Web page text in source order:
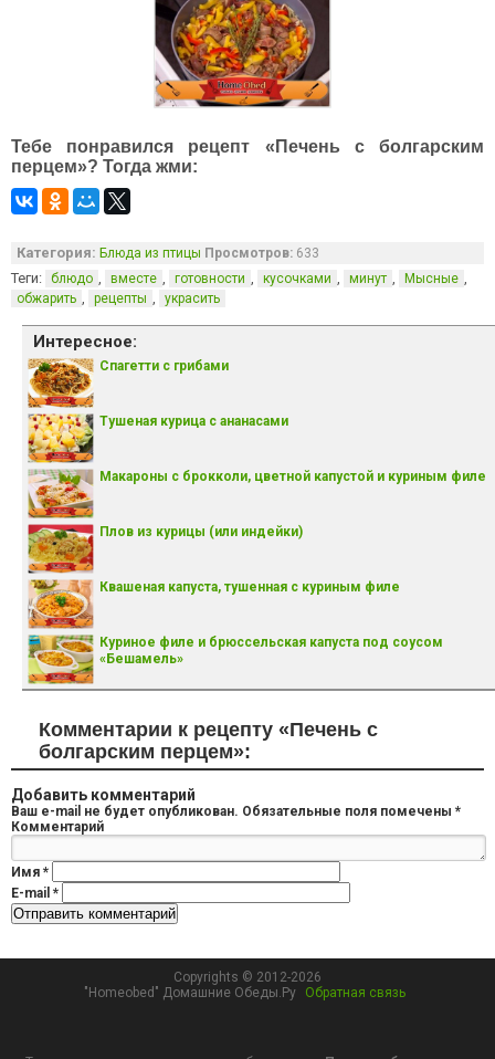
Тебе понравился рецепт «Печень с болгарским
перцем»? Тогда жми:
Категория: Блюда из птицы Просмотров: 633
Теги: блюдо вместе готовности кусочками минут Мысные
обжарить рецепты украсить
Интересное:
Спагетти с грибами
Тушеная курица с ананасами
Макароны с брокколи, цветной капустой и куриным филе
Плов из курицы (или индейки)
Квашеная капуста, тушенная с куриным филе
Куриное филе и брюссельская капуста под соусом
«Бешамель»
Комментарии к рецепту «Печень с
болгарским перцем»:
Добавить комментарий
Ваш e-mail не будет опубликован. Обязательные поля помечены *
Комментарий
Имя *
E-mail *
Copyrights © 2012-2026
"Homeobed" Домашние Обеды.Ру
Обратная связь